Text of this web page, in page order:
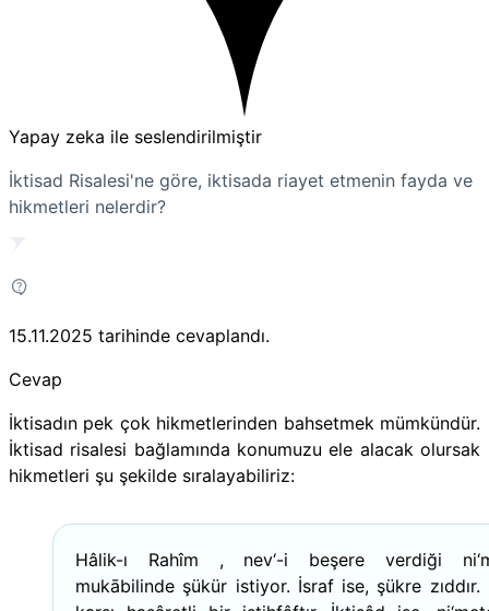
Yapay zeka ile seslendirilmiştir
İktisad Risalesi'ne göre, iktisada riayet etmenin fayda ve
hikmetleri nelerdir?
15.11.2025 tarihinde cevaplandı.
Cevap
İktisadın pek çok hikmetlerinden bahsetmek mümkündür.
İktisad risalesi bağlamında konumuzu ele alacak olursak
hikmetleri şu şekilde sıralayabiliriz:
Hâlik-ı Rahîm , nev‘-i beşere verdiği
mukābilinde şükür istiyor. İsraf ise, şükre zıddır.